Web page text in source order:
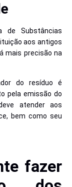
Substâncias
aos antigos
mais precisão na
do resíduo é
pela emissão do
atender aos
bem como seu
fazer